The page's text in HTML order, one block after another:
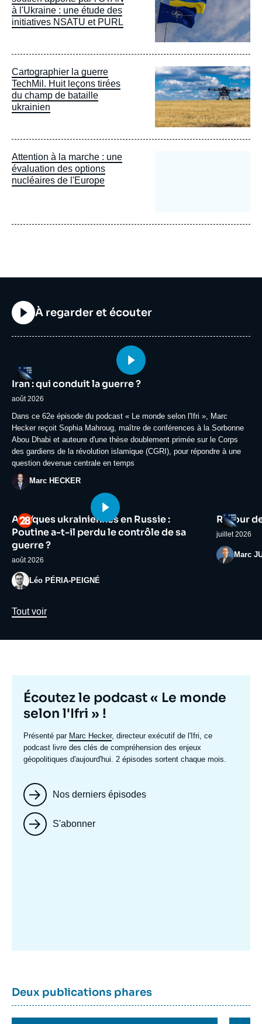
à l'Ukraine : une étude des
initiatives NSATU et PURL
Cartographier la guerre
TechMil. Huit leçons tirées
du champ de bataille
ukrainien
Image
principale
Attention à la marche : une
évaluation des options
nucléaires de l'Europe
Titre
À regarder et écouter
Logo
Image
principale
médiatique
Iran : qui conduit la guerre ?
août 2026
Accroche
Dans ce 62e épisode du podcast « Le monde selon l'Ifri », Marc
Hecker reçoit Sophia Mahroug, maître de conférences à la Sorbonne
Abou Dhabi et auteure d'une thèse doublement primée sur le Corps
des gardiens de la révolution islamique (CGRI), pour répondre à une
question devenue centrale en temps
PhotoMarc HECKER
Logo
Image
principale
médiatique
Attaques ukrainiennes en Russie :
Poutine a-t-il perdu le contrôle de sa
guerre ?
août 2026
PhotoLéo PÉRIA-PEIGNÉ
Logo
Image
principale
Retour
juillet 2026
PhotoMarc
Lien
Tout voir
Titre
mis
en
avant
Écoutez le podcast « Le monde
selon l'Ifri » !
Texte
accroche
Présenté par Marc Hecker, directeur exécutif de l'Ifri, ce
podcast livre des clés de compréhension des enjeux
géopolitiques d'aujourd'hui. 2 épisodes sortent chaque mois.
Nos derniers épisodes
S'abonner
Dernière
parutions
Titre
container
Deux publications phares